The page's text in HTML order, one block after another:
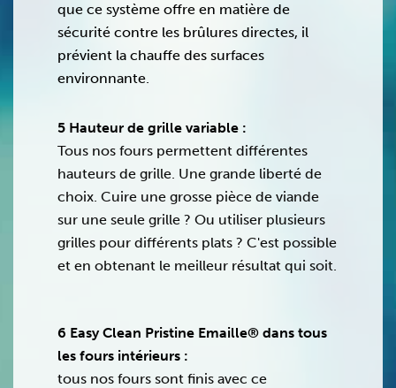
que ce système offre en matière de
sécurité contre les brûlures directes, il
prévient la chauffe des surfaces
environnante.
5 Hauteur de grille variable :
Tous nos fours permettent différentes
hauteurs de grille. Une grande liberté de
choix. Cuire une grosse pièce de viande
sur une seule grille ? Ou utiliser plusieurs
grilles pour différents plats ? C'est possible
et en obtenant le meilleur résultat qui soit.
6 Easy Clean Pristine Emaille® dans tous
les fours intérieurs :
tous nos fours sont finis avec ce